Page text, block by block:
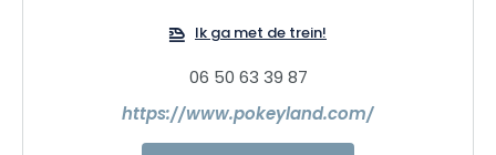
Ik ga met de trein!
06 50 63 39 87
https://www.pokeyland.com/